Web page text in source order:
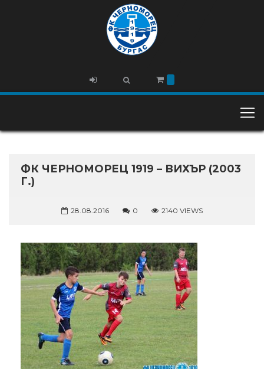
ФК ЧЕРНОМОРЕЦ 1919 – ВИХЪР (2003
Г.)
28.08.2016 0 2140 VIEWS